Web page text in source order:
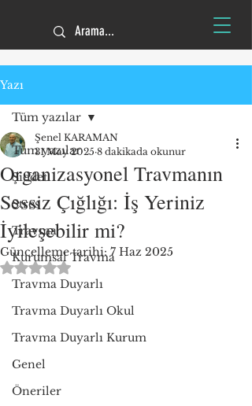
Yazı
Tüm yazılar
Şiddet
Stres
Travma
Kurumsal Travma
Travma Duyarlı
Travma Duyarlı Okul
Travma Duyarlı Kurum
Genel
Öneriler
Tüm yazılar
Organizasyonel Travmanın
Sessiz Çığlığı: İş Yeriniz
İyileşebilir mi?
Şenel KARAMAN
31 May 2025 8 dakikada okunur
Güncelleme tarihi: 7 Haz 2025
5 üzerinden NaN yıldız